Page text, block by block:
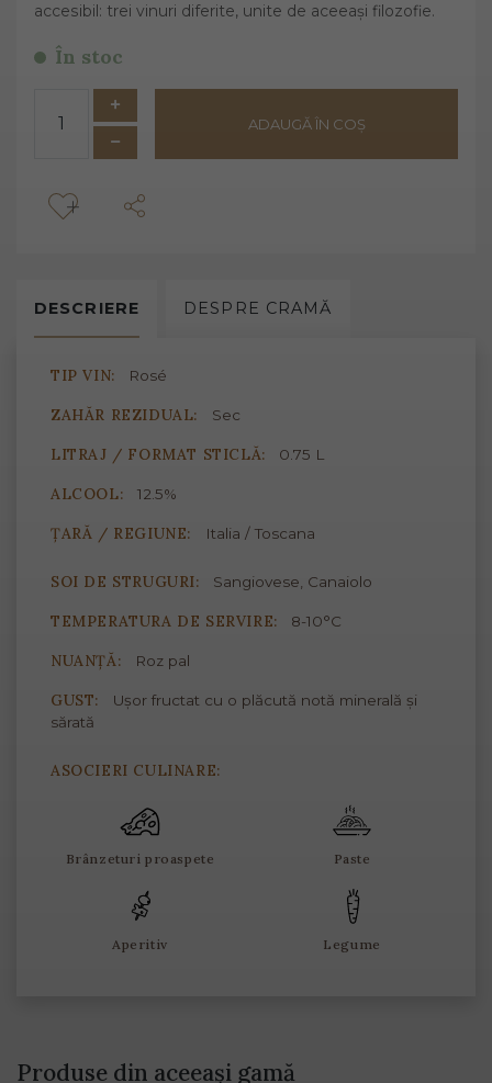
accesibil: trei vinuri diferite, unite de aceeași filozofie.
În stoc
ADAUGĂ ÎN COȘ
DESCRIERE DESPRE CRAMĂ
TIP VIN: Rosé
ZAHĂR REZIDUAL: Sec
LITRAJ / FORMAT STICLĂ: 0.75 L
ALCOOL: 12.5%
ȚARĂ / REGIUNE: Italia / Toscana
SOI DE STRUGURI: Sangiovese, Canaiolo
TEMPERATURA DE SERVIRE: 8-10°C
NUANȚĂ: Roz pal
GUST:
Ușor fructat cu o plăcută notă minerală și
sărată
ASOCIERI CULINARE:
Brânzeturi proaspete Paste
Aperitiv Legume
Produse din aceeași gamă